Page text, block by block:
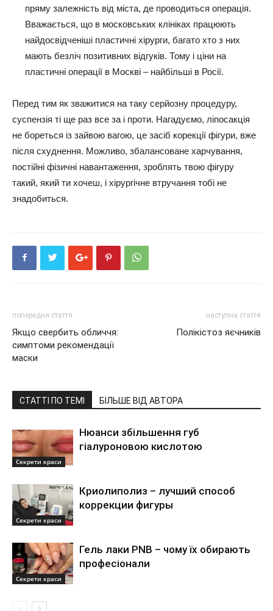
пряму залежність від міста, де проводиться операція.
Вважається, що в московських клініках працюють
найдосвідченіші пластичні хірурги, багато хто з них
мають безліч позитивних відгуків. Тому і ціни на
пластичні операції в Москві – найбільші в Росії.
Перед тим як зважитися на таку серйозну процедуру,
суспензія ті ще раз все за і проти. Нагадуємо, ліпосакція
не бореться із зайвою вагою, це засіб корекції фігури, вже
після схуднення. Можливо, збалансоване харчування,
постійні фізичні навантаження, зроблять твою фігуру
такий, який ти хочеш, і хірургічне втручання тобі не
знадобиться.
попередня стаття
Якщо свербить обличчя:
симптоми рекомендації
маски
наступна стаття
Полікістоз яєчників
СТАТТІ ПО ТЕМІ БІЛЬШЕ ВІД АВТОРА
Секрети краси
Нюанси збільшення губ
гіалуроновою кислотою
Секрети краси
Криолиполиз – лучший способ
коррекции фигуры
Секрети краси
Гель лаки PNB – чому їх обирають
професіонали